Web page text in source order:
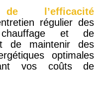
de l’efficacité
régulier des
et de
de maintenir des
optimales
vos coûts de